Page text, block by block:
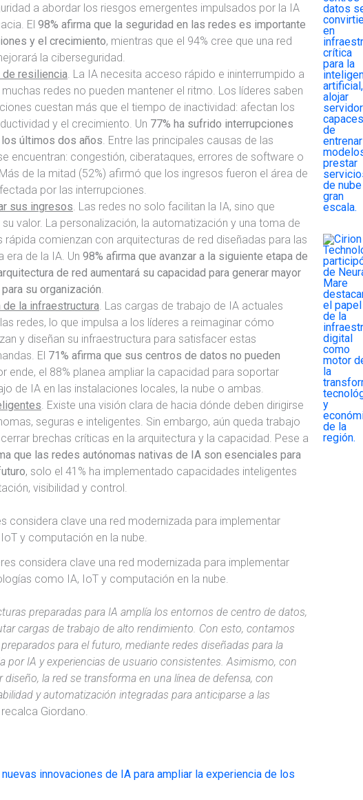
a abordar los riesgos emergentes impulsados por la IA
El 98% afirma que la seguridad en las redes es importante
y el crecimiento, mientras que el 94% cree que una red
la ciberseguridad.
de resiliencia . La IA necesita acceso rápido e ininterrumpido a
redes no pueden mantener el ritmo. Los líderes saben
cuestan más que el tiempo de inactividad: afectan los
y el crecimiento. Un 77% ha sufrido interrupciones
últimos dos años . Entre las principales causas de las
encuentran: congestión, ciberataques, errores de software o
de la mitad (52%) afirmó que los ingresos fueron el área de
por las interrupciones.
sus ingresos . Las redes no solo facilitan la IA, sino que
valor. La personalización, la automatización y una toma de
rápida comienzan con arquitecturas de red diseñadas para las
era de la IA. Un 98% afirma que avanzar a la siguiente etapa de
de red aumentará su capacidad para generar mayor
su organización
la infraestructura . Las cargas de trabajo de IA actuales
redes, lo que impulsa a los líderes a reimaginar cómo
y diseñan su infraestructura para satisfacer estas
El 71% afirma que sus centros de datos no pueden
ende, el 88% planea ampliar la capacidad para soportar
de IA en las instalaciones locales, la nube o ambas.
. Existe una visión clara de hacia dónde deben dirigirse
seguras e inteligentes. Sin embargo, aún queda trabajo
brechas críticas en la arquitectura y la capacidad. Pese a
que las redes autónomas nativas de IA son esenciales para
, solo el 41% ha implementado capacidades inteligentes
visibilidad y control.
considera clave una red modernizada para implementar
como IA, IoT y computación en la nube.
preparadas para IA amplía los entornos de centro de datos,
cargas de trabajo de alto rendimiento. Con esto, contamos
para el futuro, mediante redes diseñadas para la
por IA y experiencias de usuario consistentes. Asimismo, con
diseño, la red se transforma en una línea de defensa, con
y automatización integradas para anticiparse a las
recalca Giordano.
innovaciones de IA para ampliar la experiencia de los